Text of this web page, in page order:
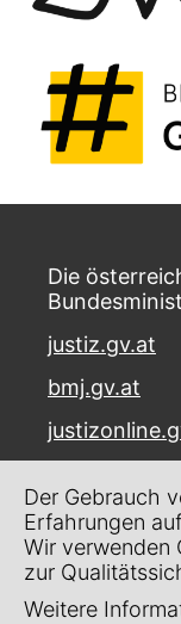
Die
justiz.gv.at
bmj.gv.at
1070 Wien
Kontakt
Impressum
Der Gebrauch
Erfahrungen
Wir verwenden
zur
Weitere